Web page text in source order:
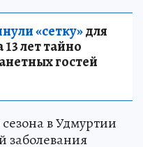
«сетку»для
лет тайно
гостей
в Удмуртии
заболевания